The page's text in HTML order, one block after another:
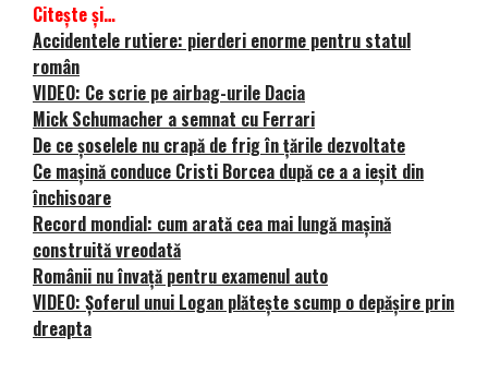
Citește și…
Accidentele rutiere: pierderi enorme pentru statul
român
VIDEO: Ce scrie pe airbag-urile Dacia
Mick Schumacher a semnat cu Ferrari
De ce șoselele nu crapă de frig în țările dezvoltate
Ce mașină conduce Cristi Borcea după ce a a ieșit din
închisoare
Record mondial: cum arată cea mai lungă mașină
construită vreodată
Românii nu învață pentru examenul auto
VIDEO: Șoferul unui Logan plătește scump o depășire prin
dreapta